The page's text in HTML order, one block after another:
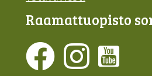
Raamattu­opisto